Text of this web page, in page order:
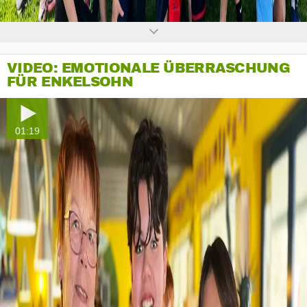
VIDEO: EMOTIONALE ÜBERRASCHUNG
FÜR ENKELSOHN
01:19